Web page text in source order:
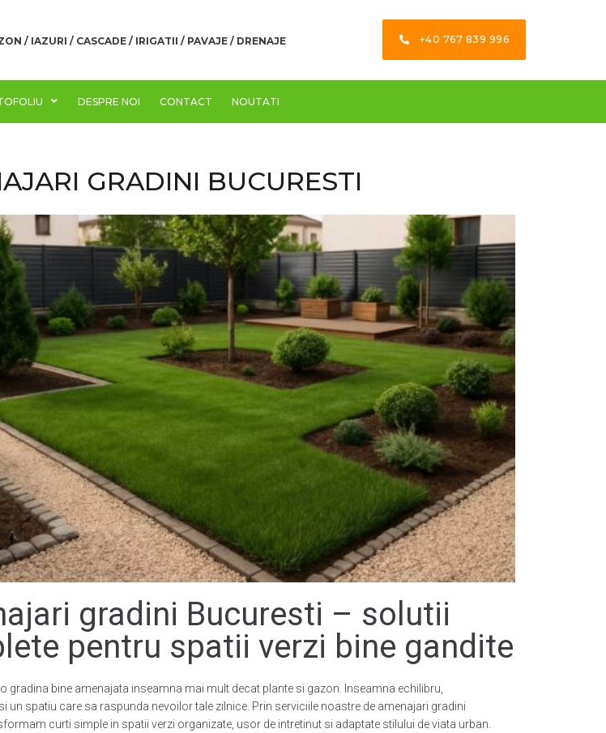
/ IAZURI / CASCADE / IRIGATII / PAVAJE / DRENAJE +40 767 839 996
DESPRE NOI CONTACT NOUTATI
GRADINI BUCURESTI
gradini Bucuresti – solutii
pentru spatii verzi bine gandite
gradina bine amenajata inseamna mai mult decat plante si gazon. Inseamna echilibru,
un spatiu care sa raspunda nevoilor tale zilnice. Prin serviciile noastre de amenajari gradini
curti simple in spatii verzi organizate, usor de intretinut si adaptate stilului de viata urban.